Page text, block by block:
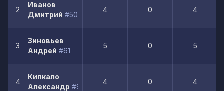
2
Иванов
Дмитрий #50
4 0 4
3
Зиновьев
Андрей #61
5 0 5
4
Кипкало
Александр #99
4 0 4